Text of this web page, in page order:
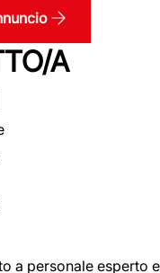
A
a personale esperto e